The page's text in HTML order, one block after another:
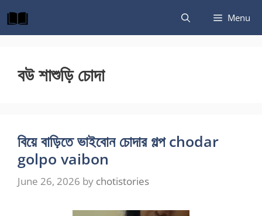
to
content
Menu
বউ শাশুড়ি চোদা
বিয়ে বাড়িতে ভাইবোন চোদার গল্প chodar
golpo vaibon
June 26, 2026 by chotistories